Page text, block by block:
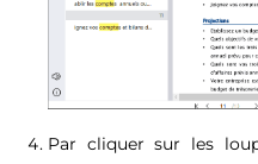
Par cliquer sur les